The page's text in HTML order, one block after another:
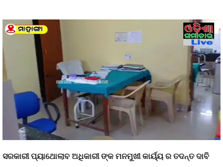
ସରକାରୀ ପ୍ୟାଥୋଲାବ ଅଧିକାରୀ ଙ୍କ ମନମୁଖୀ କାର୍ୟ୍ୟ ର ତଦନ୍ତ ଦାବି